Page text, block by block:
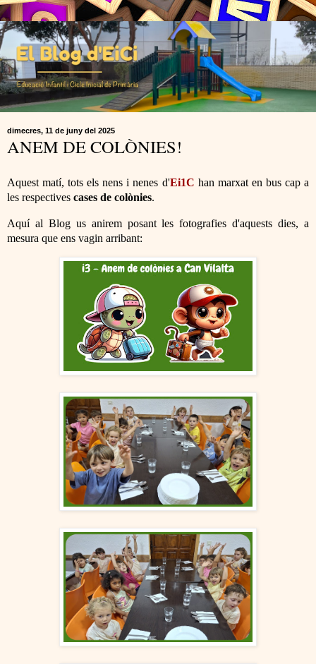
dimecres, 11 de juny del 2025
ANEM DE COLÒNIES!
Aquest matí, tots els nens i nenes d'Ei1C han marxat en bus cap a
les respectives cases de colònies.
Aquí al Blog us anirem posant les fotografies d'aquests dies, a
mesura que ens vagin arribant: